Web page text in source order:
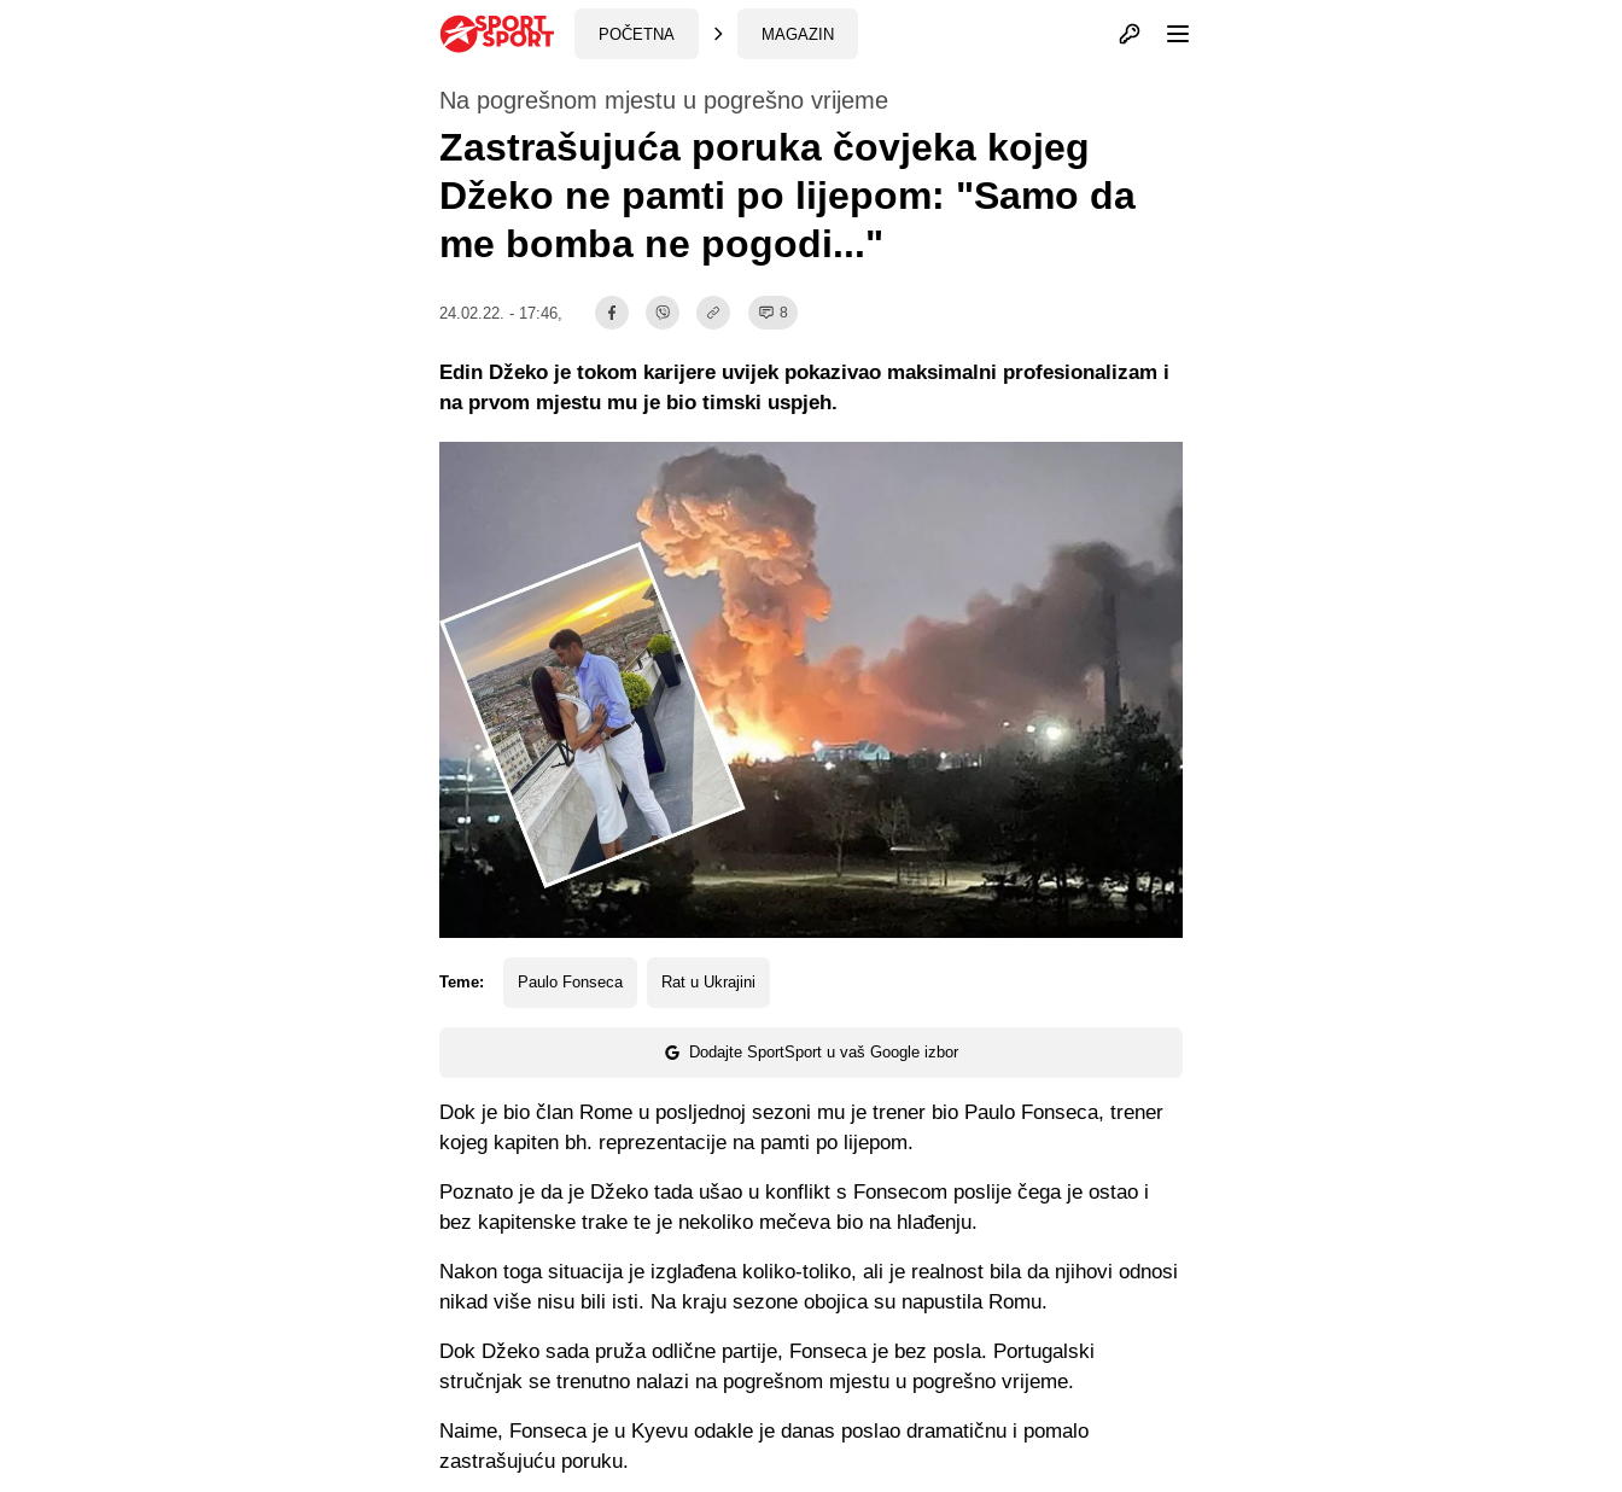
POČETNA MAGAZIN Otvori profil
Na pogrešnom mjestu u pogrešno vrijeme
Zastrašujuća poruka čovjeka kojeg
Džeko ne pamti po lijepom: "Samo da
me bomba ne pogodi..."
24.02.22. - 17:46, 8
Teme: Paulo Fonseca Rat u Ukrajini
Dodajte SportSport u vaš Google izbor
Edin Džeko je tokom karijere uvijek pokazivao maksimalni profesionalizam i
na prvom mjestu mu je bio timski uspjeh.
Dok je bio član Rome u posljednoj sezoni mu je trener bio Paulo Fonseca, trener
kojeg kapiten bh. reprezentacije na pamti po lijepom.
Poznato je da je Džeko tada ušao u konflikt s Fonsecom poslije čega je ostao i
bez kapitenske trake te je nekoliko mečeva bio na hlađenju.
Nakon toga situacija je izglađena koliko-toliko, ali je realnost bila da njihovi odnosi
nikad više nisu bili isti. Na kraju sezone obojica su napustila Romu.
Dok Džeko sada pruža odlične partije, Fonseca je bez posla. Portugalski
stručnjak se trenutno nalazi na pogrešnom mjestu u pogrešno vrijeme.
Naime, Fonseca je u Kyevu odakle je danas poslao dramatičnu i pomalo
zastrašujuću poruku.